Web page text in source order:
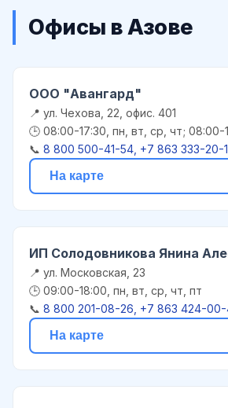
Офисы в Азове
ООО "Авангард"
📍 ул. Чехова, 22, офис. 401
🕒 08:00-17:30, пн, вт, ср, чт; 08:00-
📞 8 800 500-41-54, +7 863 333-20-
На карте
ИП Солодовникова Янина
📍 ул. Московская, 23
🕒 09:00-18:00, пн, вт, ср, чт, пт
📞 8 800 201-08-26, +7 863 424-
На карте